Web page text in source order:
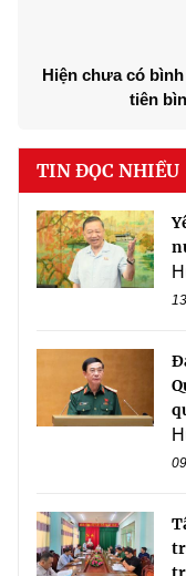
Hiện chưa có
tiên
TIN ĐỌC NHIỀU